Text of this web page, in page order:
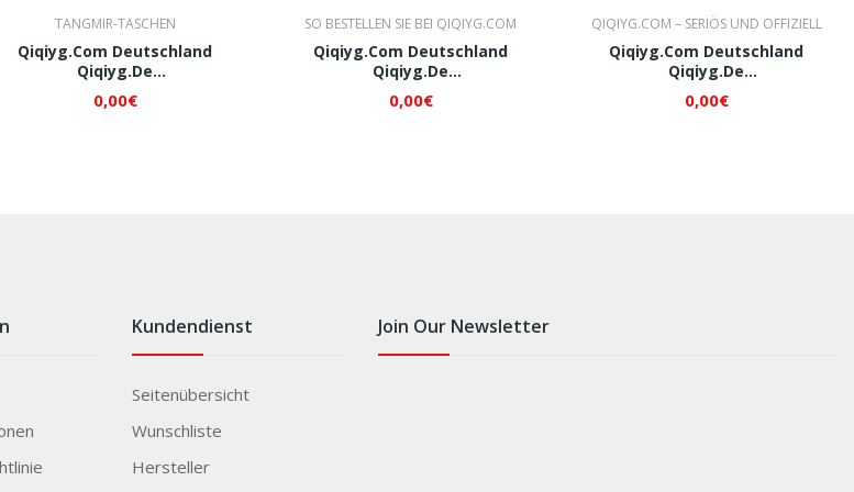
TANGMIR-TASCHEN
Qiqiyg.com Deutschland
Qiqiyg.de
Whatsapp+8618120605182 QI446
0,00€
SO BESTELLEN SIE BEI QIQIYG.COM
Qiqiyg.com Deutschland
Qiqiyg.de
Whatsapp+8618120605182 QI447
0,00€
QIQIYG.COM – SERIÖS UND OFFIZIELL
Qiqiyg.com Deutschland
Qiqiyg.de
Whatsapp+8618120605182 QI448
0,00€
Kundendienst
Seitenübersicht
Wunschliste
Hersteller
Join Our Newsletter